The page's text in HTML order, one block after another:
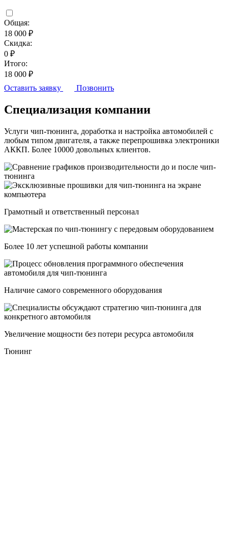
Общая:
18 000 ₽
Скидка:
0 ₽
Итого:
18 000 ₽
Оставить заявку
Позвонить
Специализация компании
Услуги чип-тюнинга, доработка и настройка автомобилей с
любым типом двигателя, а также перепрошивка электроники
АККП. Более 10000 довольных клиентов.
Грамотный и ответственный персонал
Более 10 лет успешной работы компании
Наличие самого современного оборудования
Увеличение мощности без потери ресурса автомобиля
Тюнинг